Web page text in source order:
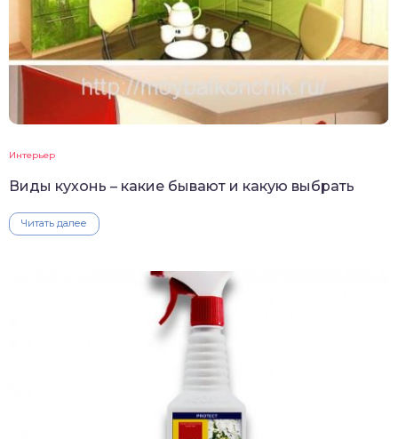
Интерьер
Виды кухонь – какие бывают и какую выбрать
Читать далее